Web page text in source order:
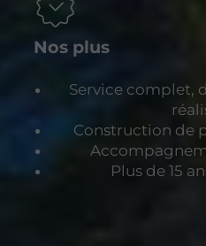
Nos plus
Service complet,
Construction de
Plus de 15